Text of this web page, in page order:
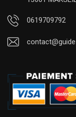
0619709792